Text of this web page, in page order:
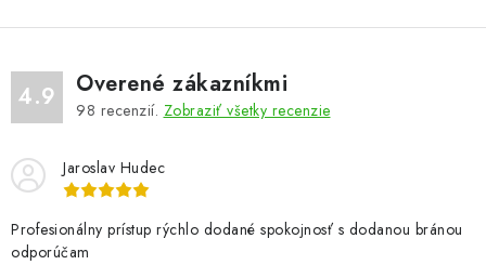
4.9 Overené zákazníkmi
98 recenzií. Zobraziť všetky recenzie
Jaroslav Hudec
Profesionálny prístup rýchlo dodané spokojnosť s dodanou bránou
odporúčam